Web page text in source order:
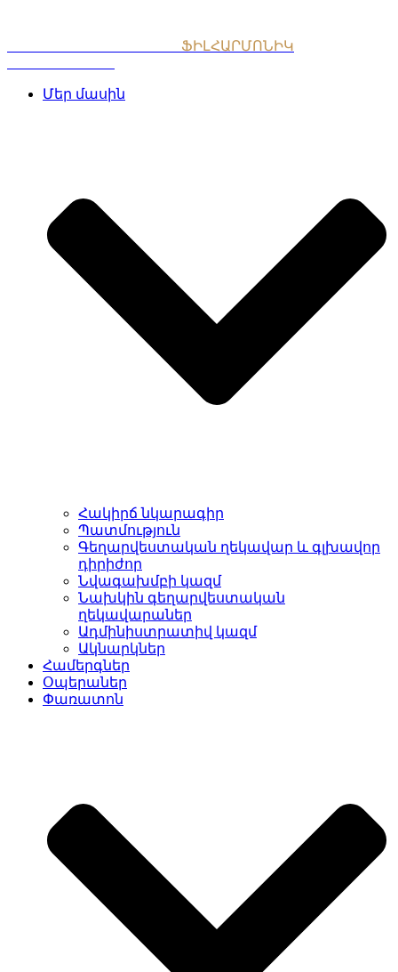
ՖԻԼՀԱՐՄՈՆԻԿ
Մեր մասին
Հակիրճ նկարագիր
Պատմություն
Գեղարվեստական ղեկավար և գլխավոր
դիրիժոր
Նվագախմբի կազմ
Նախկին գեղարվեստական
ղեկավարաներ
Ադմինիստրատիվ կազմ
Ակնարկներ
Համերգներ
Օպերաներ
Փառատոն